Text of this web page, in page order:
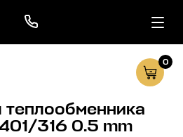
Сервисные
0
теплообменника
316 0.5 mm